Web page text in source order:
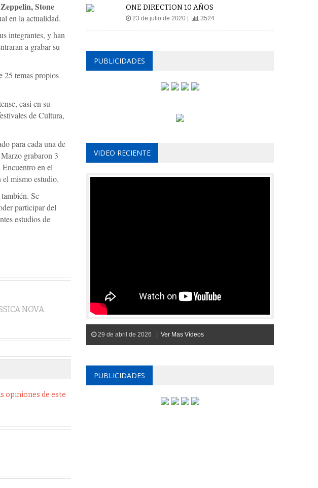
Stone
en la actualidad.
integrantes, y han
a grabar su
25 temas propios
casi en su
de Cultura,
para cada una de
grabaron 3
en el
mismo estudio.
Se
participar del
estudios de
NOVA
opiniones de este
ONE DIRECTION 10 AÑOS
23 de julio de 2020 | 3524
PUBLICIDADES
VIDEO RECIENTE
29 de abril de 2026 | Ver Mas Vídeos
PUBLICIDADES